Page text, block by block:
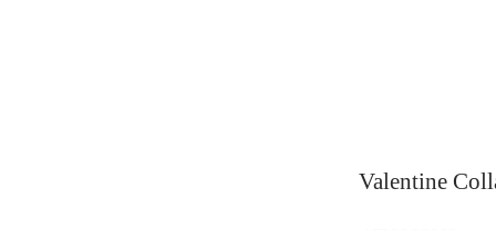
Valentine